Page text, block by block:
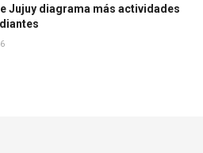
Jujuy diagrama más actividades